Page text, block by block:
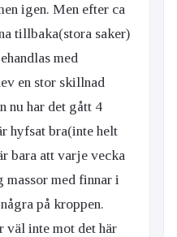
igen. Men efter ca
tillbaka(stora saker)
med
en stor skillnad
nu har det gått 4
hyfsat bra(inte helt
bara att varje vecka
massor med finnar i
på kroppen.
väl inte mot det här